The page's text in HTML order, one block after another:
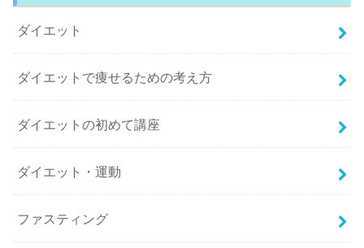
ダイエット
ダイエットで痩せるための考え方
ダイエットの初めて講座
ダイエット・運動
ファスティング